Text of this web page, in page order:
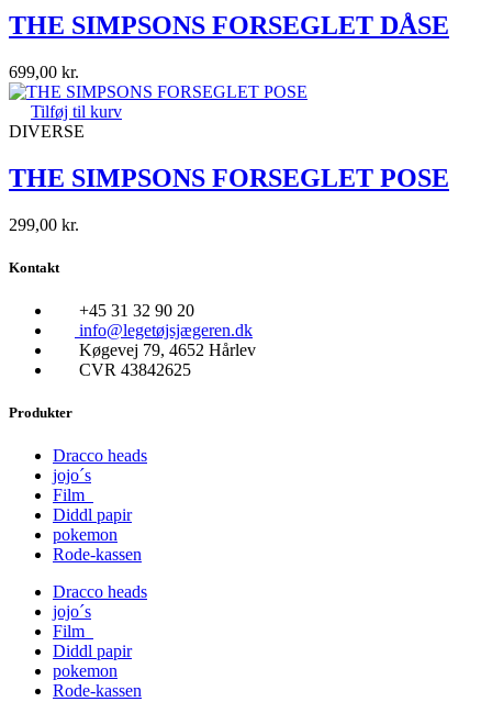
THE SIMPSONS FORSEGLET DÅSE
699,00 kr.
Tilføj til kurv
DIVERSE
THE SIMPSONS FORSEGLET POSE
299,00 kr.
Kontakt
+45 31 32 90 20
info@legetøjsjægeren.dk
Køgevej 79, 4652 Hårlev
CVR 43842625
Produkter
Dracco heads
jojo´s
Film
Diddl papir
pokemon
Rode-kassen
Dracco heads
jojo´s
Film
Diddl papir
pokemon
Rode-kassen